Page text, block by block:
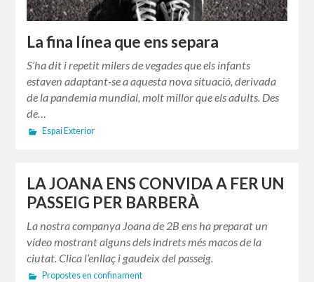
La fina línea que ens separa
S’ha dit i repetit milers de vegades que els infants
estaven adaptant-se a aquesta nova situació, derivada
de la pandemia mundial, molt millor que els adults. Des
de…
Espai Exterior
LA JOANA ENS CONVIDA A FER UN
PASSEIG PER BARBERÀ
La nostra companya Joana de 2B ens ha preparat un
vídeo mostrant alguns dels indrets més macos de la
ciutat. Clica l’enllaç i gaudeix del passeig.
Propostes en confinament